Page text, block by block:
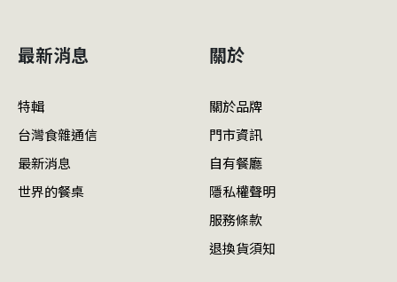
最新消息
特輯
台灣食雜通信
最新消息
世界的餐桌
關於
關於品牌
門市資訊
自有餐廳
隱私權聲明
服務條款
退換貨須知